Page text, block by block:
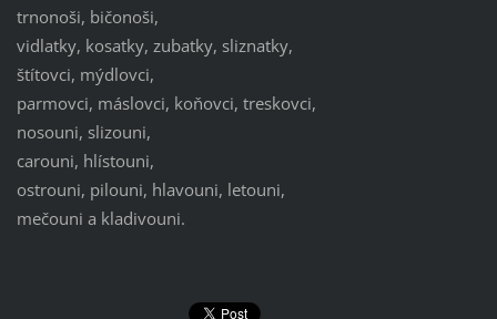
trnonoši, bičonoši,
vidlatky, kosatky, zubatky, sliznatky,
štítovci, mýdlovci,
parmovci, máslovci, koňovci, treskovci,
nosouni, slizouni,
carouni, hlístouni,
ostrouni, pilouni, hlavouni, letouni,
mečouni a kladivouni.